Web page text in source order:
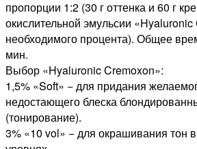
пропорции 1:2 (30 г оттенка и 60 г
окислительной эмульсии
необходимого процента). Общее
мин.
Выбор «Hyaluronic Cremoxon»:
1,5% «Soft» − для придания
недостающего блеска
(тонирование).
3% «10 vol» − для окрашивания тон